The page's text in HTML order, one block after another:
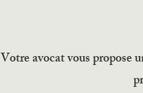
Votre avocat vous propose